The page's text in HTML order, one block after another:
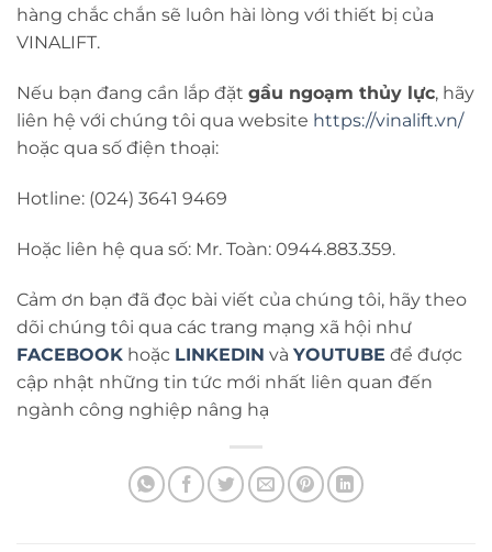
hàng chắc chắn sẽ luôn hài lòng với thiết bị của
VINALIFT.
Nếu bạn đang cần lắp đặt gầu ngoạm thủy lực, hãy
liên hệ với chúng tôi qua website https://vinalift.vn/
hoặc qua số điện thoại:
Hotline: (024) 3641 9469
Hoặc liên hệ qua số: Mr. Toàn: 0944.883.359.
Cảm ơn bạn đã đọc bài viết của chúng tôi, hãy theo
dõi chúng tôi qua các trang mạng xã hội như
FACEBOOK hoặc LINKEDIN và YOUTUBE để được
cập nhật những tin tức mới nhất liên quan đến
ngành công nghiệp nâng hạ